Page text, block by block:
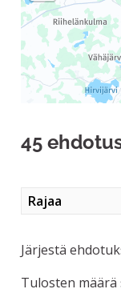
45
Rajaa
Järjestä
Tulosten määrä